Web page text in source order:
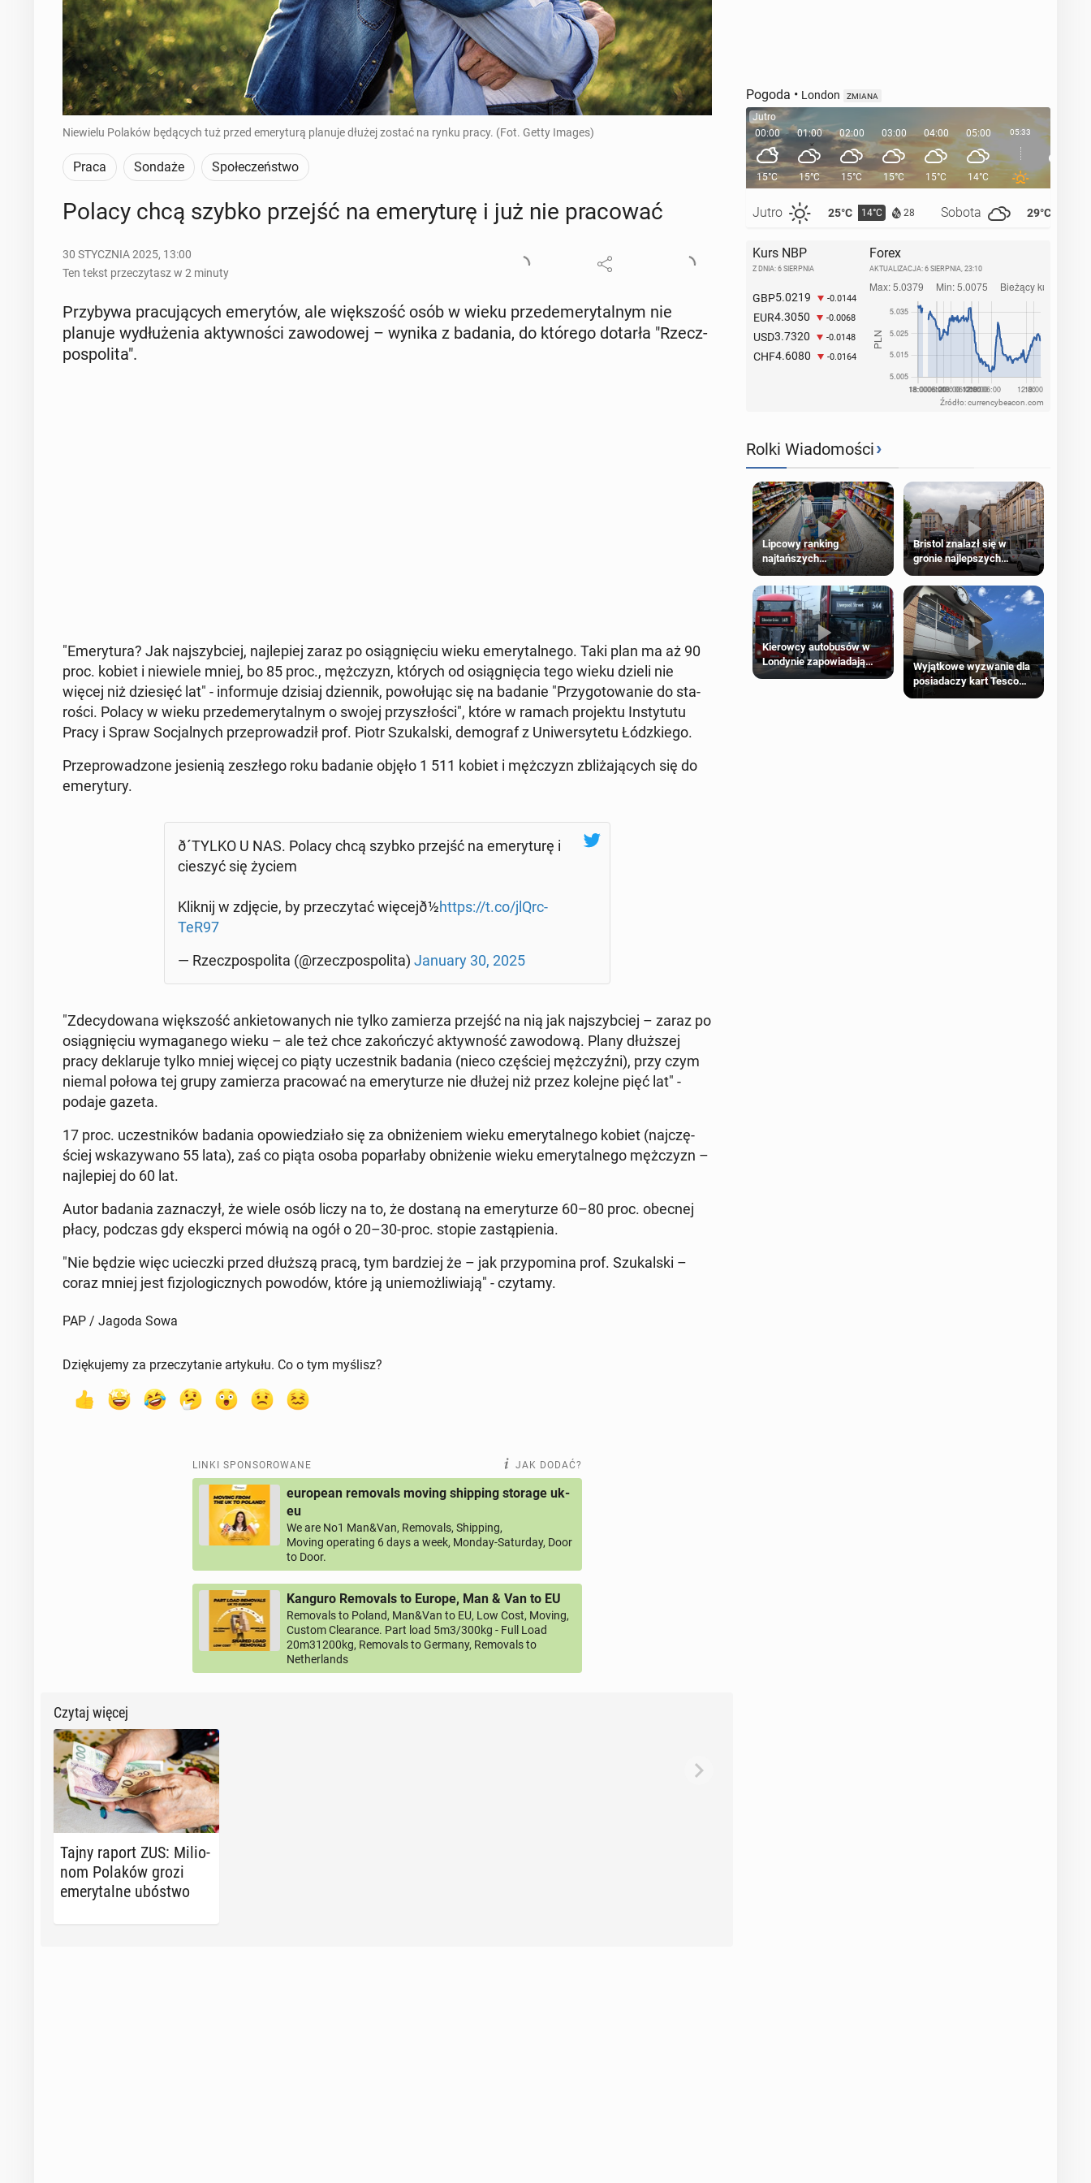
Niewielu Polaków będących tuż przed emeryturą planuje dłużej zostać na rynku pracy. (Fot. Getty Images)
Praca Sondaże Społeczeństwo
Polacy chcą szybko przejść na eme­ry­tu­rę i już nie pra­co­wać
30 STYCZNIA 2025, 13:00
Ten tekst przeczytasz w 2 minuty
Przy­by­wa pra­cu­ją­cych eme­ry­tów, ale więk­szość osób w wieku przed­eme­ry­tal­nym nie
planuje wy­dłu­że­nia ak­tyw­no­ści za­wo­do­wej – wynika z badania, do którego dotarła "Rzecz­
po­spo­li­ta".
"Eme­ry­tu­ra? Jak naj­szyb­ciej, naj­le­piej zaraz po osią­gnię­ciu wieku eme­ry­tal­ne­go. Taki plan ma aż 90
proc. kobiet i nie­wie­le mniej, bo 85 proc., męż­czyzn, których od osią­gnię­cia tego wieku dzieli nie
więcej niż dzie­sięć lat" - in­for­mu­je dzisiaj dzien­nik, po­wo­łu­jąc się na badanie "Przy­go­to­wa­nie do sta­
ro­ści. Polacy w wieku przed­eme­ry­tal­nym o swojej przy­szło­ści", które w ramach pro­jek­tu In­sty­tu­tu
Pracy i Spraw So­cjal­nych prze­pro­wa­dził prof. Piotr Szu­kal­ski, de­mo­graf z Uni­wer­sy­te­tu Łódz­kie­go.
Prze­pro­wa­dzo­ne je­sie­nią ze­szłe­go roku badanie objęło 1 511 kobiet i męż­czyzn zbli­ża­ją­cych się do
eme­ry­tu­ry.
ð´TYL­KO U NAS. Polacy chcą szybko przejść na eme­ry­tu­rę i
cieszyć się życiem
Kliknij w zdjęcie, by prze­czy­tać wię­ce­jð½https://t.co/jlQrc­
TeR97
— Rzecz­po­spo­li­ta (@rzecz­po­spo­li­ta) January 30, 2025
"Zde­cy­do­wa­na więk­szość an­kie­to­wa­nych nie tylko za­mie­rza przejść na nią jak naj­szyb­ciej – zaraz po
osią­gnię­ciu wy­ma­ga­ne­go wieku – ale też chce za­koń­czyć ak­tyw­ność za­wo­do­wą. Plany dłuż­szej
pracy de­kla­ru­je tylko mniej więcej co piąty uczest­nik badania (nieco czę­ściej męż­czyź­ni), przy czym
niemal połowa tej grupy za­mie­rza pra­co­wać na eme­ry­tu­rze nie dłużej niż przez kolejne pięć lat" -
podaje gazeta.
17 proc. uczest­ni­ków badania opo­wie­dzia­ło się za ob­ni­że­niem wieku eme­ry­tal­ne­go kobiet (naj­czę­
ściej wska­zy­wa­no 55 lata), zaś co piąta osoba po­par­ła­by ob­ni­że­nie wieku eme­ry­tal­ne­go męż­czyzn –
naj­le­piej do 60 lat.
Autor badania za­zna­czył, że wiele osób liczy na to, że dostaną na eme­ry­tu­rze 60–80 proc. obecnej
płacy, podczas gdy eks­per­ci mówią na ogół o 20–30-proc. stopie za­stą­pie­nia.
"Nie będzie więc uciecz­ki przed dłuższą pracą, tym bar­dziej że – jak przy­po­mi­na prof. Szu­kal­ski –
coraz mniej jest fi­zjo­lo­gicz­nych powodów, które ją unie­moż­li­wia­ją" - czytamy.
PAP / Jagoda Sowa
Dziękujemy za przeczytanie artykułu. Co o tym myślisz?
LINKI SPONSOROWANE JAK DODAĆ?
european removals moving shipping storage uk-
eu
We are No1 Man&Van, Removals, Shipping,
Moving operating 6 days a week, Monday-Saturday, Door
to Door.
Kanguro Removals to Europe, Man & Van to EU
Removals to Poland, Man&Van to EU, Low Cost, Moving,
Custom Clearance. Part load 5m3/300kg - Full Load
20m31200kg, Removals to Germany, Removals to
Netherlands
Czytaj więcej
Tajny raport ZUS: Mi­lio­
nom Polaków grozi
eme­ry­tal­ne ubóstwo
Pogoda • London ZMIANA
Jutro
00:00
15°C
Jutro 25°C 14°C 28 Sobota 29°C
01:00
15°C
02:00
15°C
03:00
15°C
04:00
15°C
05:00
14°C
05:33 06:00
Kurs NBP
Z DNIA: 6 SIERPNIA
GBP5.0219 -0.0144
EUR4.3050 -0.0068
USD3.7320 -0.0148
CHF4.6080 -0.0164
Forex
AKTUALIZACJA: 6 SIERPNIA, 23:10
Źródło: currencybeacon.com
Rolki Wiadomości›
Lipcowy ranking
najtańszych
supermarketów
Bristol znalazł się w
gronie najlepszych
kierunków podróży na
świecie
Kierowcy autobusów w
Londynie zapowiadają
strajki
Wyjątkowe wyzwanie dla
posiadaczy kart Tesco
Clubcard!